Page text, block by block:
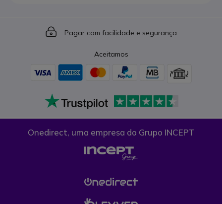
Icon
Pagar com facilidade e segurança
Aceitamos
Onedirect, uma empresa do Grupo INCEPT